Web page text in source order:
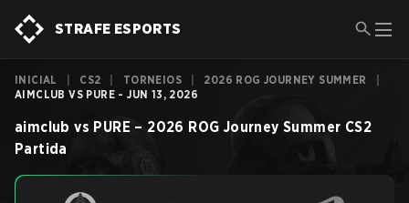
STRAFE ESPORTS
INICIAL CS2 TORNEIOS 2026 ROG JOURNEY SUMMER
AIMCLUB VS PURE - JUN 13, 2026
aimclub vs PURE – 2026 ROG Journey Summer CS2
Partida